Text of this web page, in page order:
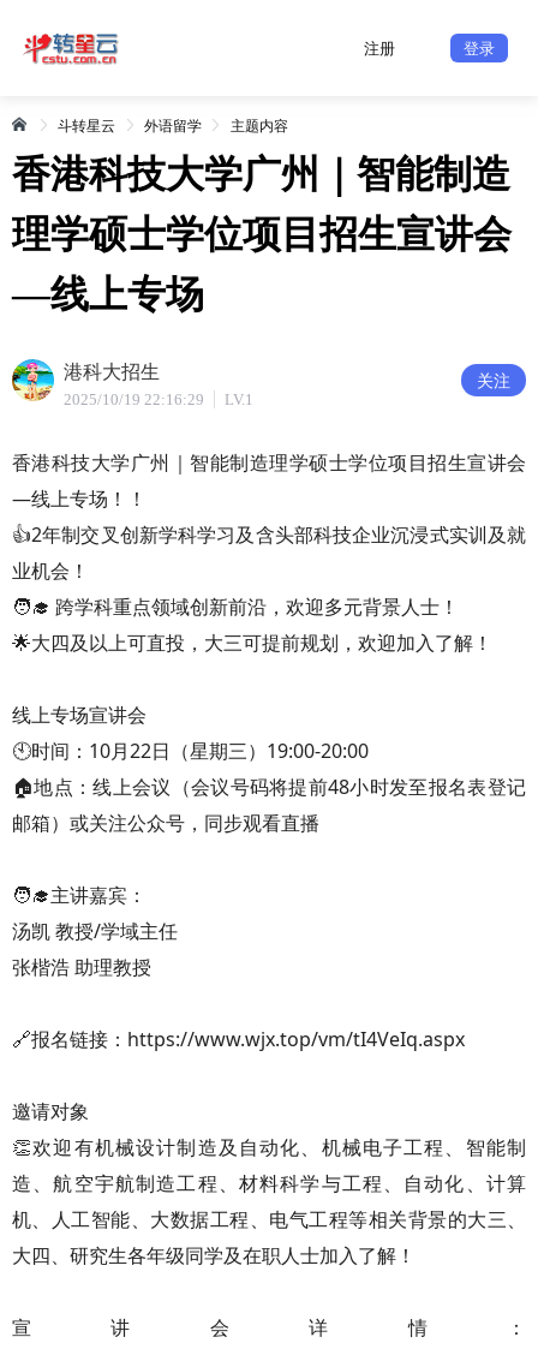
注册 登录
斗转星云 外语留学 主题内容
香港科技大学广州｜智能制造
理学硕士学位项目招生宣讲会
—线上专场
港科大招生
2025/10/19 22:16:29 LV.1
关注
香港科技大学广州｜智能制造理学硕士学位项目招生宣讲会
—线上专场！！
👍2年制交叉创新学科学习及含头部科技企业沉浸式实训及就
业机会！
🧑‍🎓 跨学科重点领域创新前沿，欢迎多元背景人士！
🌟大四及以上可直投，大三可提前规划，欢迎加入了解！
线上专场宣讲会
🕙时间：10月22日（星期三）19:00-20:00
🏠地点：线上会议（会议号码将提前48小时发至报名表登记
邮箱）或关注公众号，同步观看直播
🧑‍🎓主讲嘉宾：
汤凯 教授/学域主任
张楷浩 助理教授
🔗报名链接：https://www.wjx.top/vm/tI4VeIq.aspx
邀请对象
👏欢迎有机械设计制造及自动化、机械电子工程、智能制
造、航空宇航制造工程、材料科学与工程、自动化、计算
机、人工智能、大数据工程、电气工程等相关背景的大三、
大四、研究生各年级同学及在职人士加入了解！
宣讲会详情：